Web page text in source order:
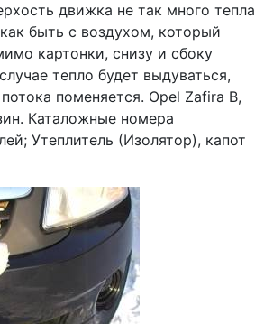
движка не так много тепла
быть с воздухом, который
картонки, снизу и сбоку
тепло будет выдуваться,
поменяется. Opel Zafira B,
Каталожные номера
Утеплитель (Изолятор), капот